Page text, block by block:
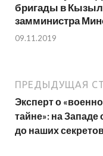
бригады в
замминистра
09.11.2019
ПРЕДЫДУЩАЯ
Эксперт о
тайне»: на Западе
до наших